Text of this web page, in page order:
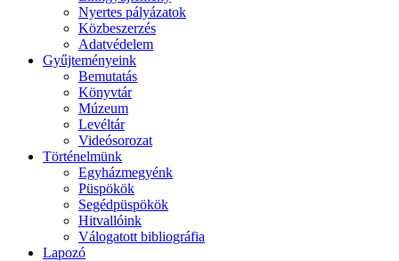
Nyertes pályázatok
Közbeszerzés
Adatvédelem
Gyűjteményeink
Bemutatás
Könyvtár
Múzeum
Levéltár
Videósorozat
Történelmünk
Egyházmegyénk
Püspökök
Segédpüspökök
Hitvallóink
Válogatott bibliográfia
Lapozó